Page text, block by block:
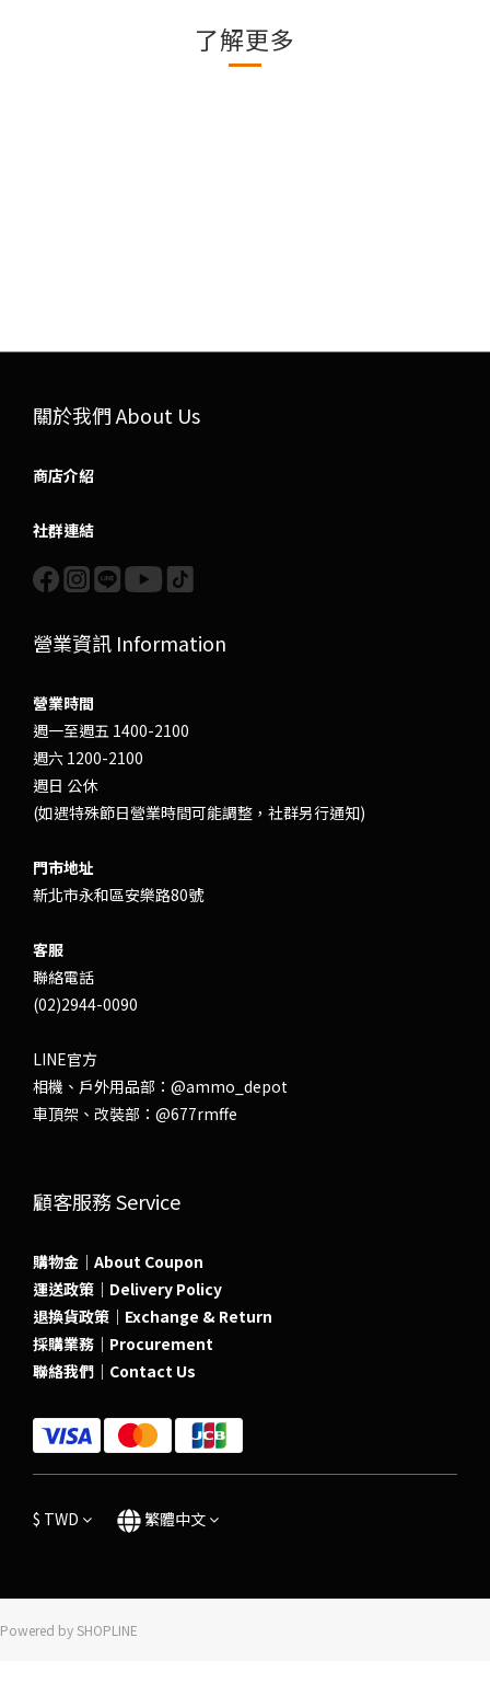
了解更多
關於我們 About Us
商店介紹
社群連結
營業資訊 Information
營業時間
週一至週五 1400-2100
週六 1200-2100
週日 公休
(如遇特殊節日營業時間可能調整，社群另行通知)
門市地址
新北市永和區安樂路80號
客服
聯絡電話
(02)2944-0090
LINE官方
相機、戶外用品部： @ammo_depot
車頂架、改裝部： @677rmffe
顧客服務 Service
購物金｜About Coupon
運送政策｜Delivery Policy
退換貨政策｜Exchange & Return
採購業務｜Procurement
聯絡我們｜Contact Us
$ TWD 繁體中文
Powered by SHOPLINE